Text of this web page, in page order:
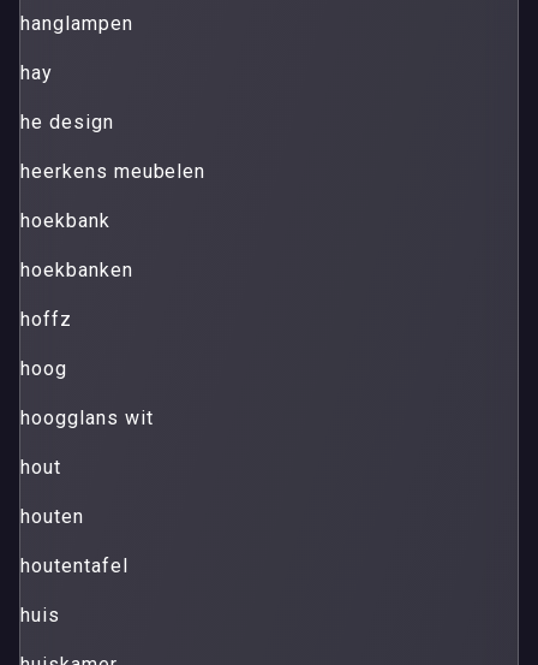
hanglampen
hay
he design
heerkens meubelen
hoekbank
hoekbanken
hoffz
hoog
hoogglans wit
hout
houten
houtentafel
huis